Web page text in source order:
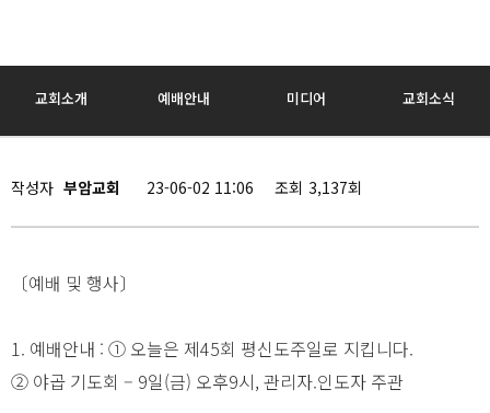
교회소개 예배안내 미디어 교회소식
작성자 부암교회 23-06-02 11:06 조회 3,137회
〔예배 및 행사〕
1. 예배안내 : ① 오늘은 제45회 평신도주일로 지킵니다.
② 야곱 기도회 – 9일(금) 오후9시, 관리자.인도자 주관